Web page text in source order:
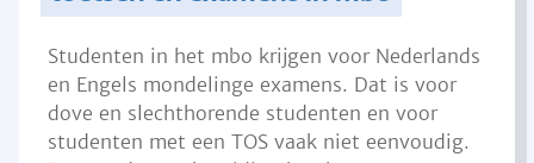
Studenten in het mbo krijgen voor Nederlands
en Engels mondelinge examens. Dat is voor
dove en slechthorende studenten en voor
studenten met een TOS vaak niet eenvoudig.